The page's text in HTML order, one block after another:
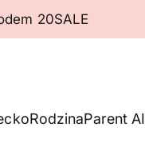
20SALE
pokaz slajdów
RodzinaParent AI